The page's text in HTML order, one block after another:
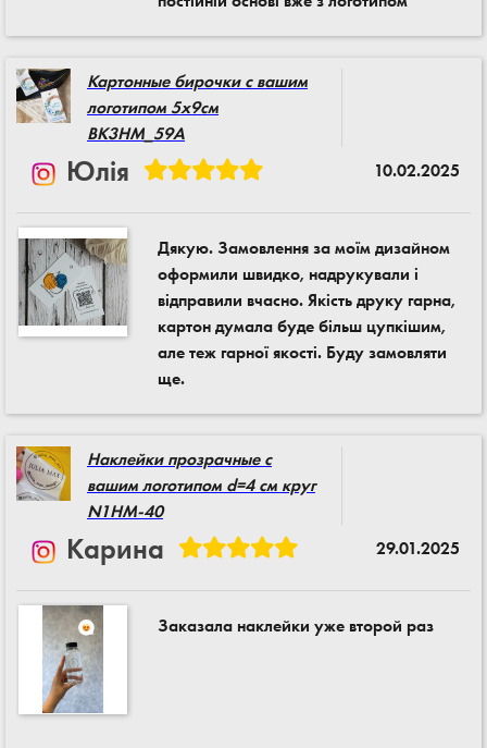
Картонные бирочки с вашим
логотипом 5x9см
BK3HM_59A
Юлія 10.02.2025
Дякую. Замовлення за моїм дизайном
оформили швидко, надрукували і
відправили вчасно. Якість друку гарна,
картон думала буде більш цупкішим,
але теж гарної якості. Буду замовляти
ще.
Наклейки прозрачные с
вашим логотипом d=4 см круг
N1HM-40
Карина 29.01.2025
Заказала наклейки уже второй раз